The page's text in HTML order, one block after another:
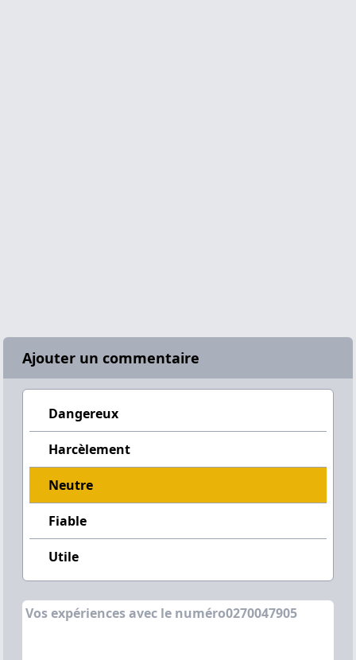
Ajouter un commentaire
Dangereux
Harcèlement
Neutre
Fiable
Utile